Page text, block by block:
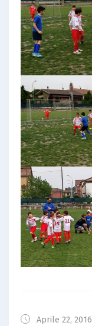
Aprile 22, 2016